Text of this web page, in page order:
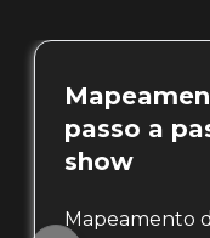
passo a
show
Mapeamento